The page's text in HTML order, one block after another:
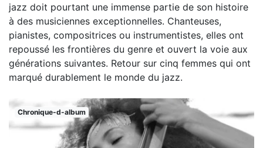
jazz doit pourtant une immense partie de son histoire
à des musiciennes exceptionnelles. Chanteuses,
pianistes, compositrices ou instrumentistes, elles ont
repoussé les frontières du genre et ouvert la voie aux
générations suivantes. Retour sur cinq femmes qui ont
marqué durablement le monde du jazz.
Chronique-d-album